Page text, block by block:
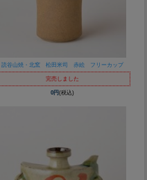
読谷山焼・北窯 松田米司 赤絵 フリーカップ
完売しました
0円(税込)